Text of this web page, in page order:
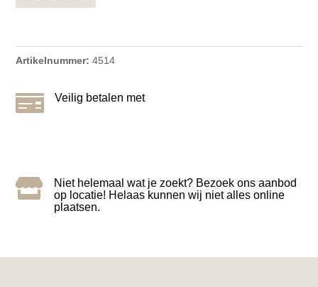
Artikelnummer: 4514
 Veilig betalen met

Niet helemaal wat je zoekt? Bezoek ons aanbod
op locatie! Helaas kunnen wij niet alles online
plaatsen.